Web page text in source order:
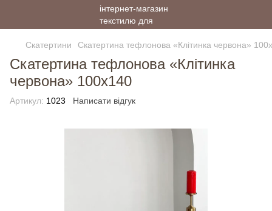
Скатертини Скатертина тефлонова «Клітинка червона»
Скатертина тефлонова «Клітинка
червона» 100х140
Артикул: 1023 Написати відгук